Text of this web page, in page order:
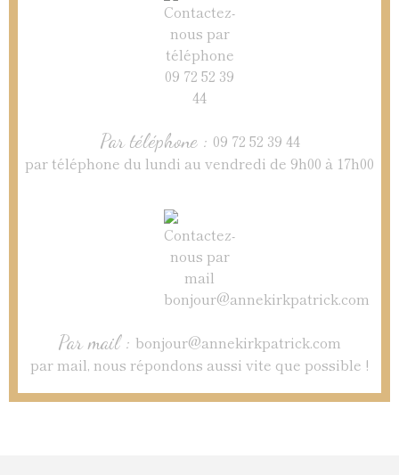
Par téléphone : 09 72 52 39 44
par téléphone du lundi au vendredi de 9h00 à 17h00
Par mail : bonjour@annekirkpatrick.com
par mail, nous répondons aussi vite que possible !